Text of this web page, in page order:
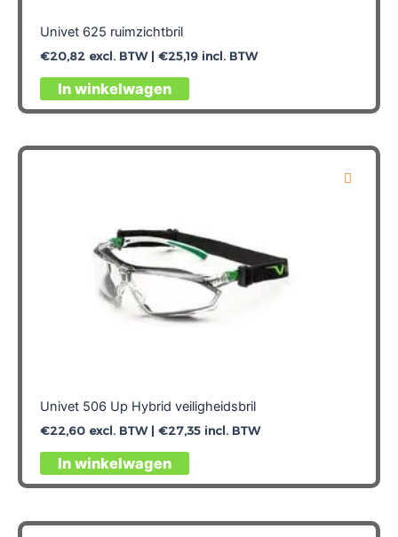
Univet 625 ruimzichtbril
€20,82excl. BTW | €25,19incl. BTW
In winkelwagen
Univet 506 Up Hybrid veiligheidsbril
€22,60excl. BTW | €27,35incl. BTW
In winkelwagen